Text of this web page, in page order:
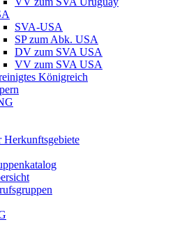
SVA-USA
SP zum Abk. USA
DV zum SVA USA
VV zum SVA USA
Königreich
Herkunftsgebiete